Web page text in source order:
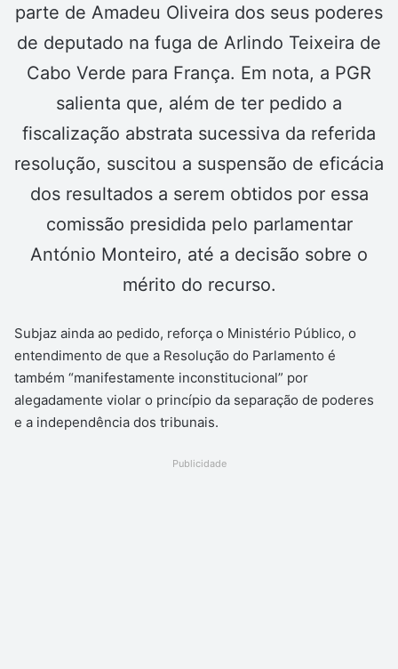
parte de Amadeu Oliveira dos seus poderes
de deputado na fuga de Arlindo Teixeira de
Cabo Verde para França. Em nota, a PGR
salienta que, além de ter pedido a
fiscalização abstrata sucessiva da referida
resolução, suscitou a suspensão de eficácia
dos resultados a serem obtidos por essa
comissão presidida pelo parlamentar
António Monteiro, até a decisão sobre o
mérito do recurso.
Subjaz ainda ao pedido, reforça o Ministério Público, o
entendimento de que a Resolução do Parlamento é
também “manifestamente inconstitucional” por
alegadamente violar o princípio da separação de poderes
e a independência dos tribunais.
Publicidade